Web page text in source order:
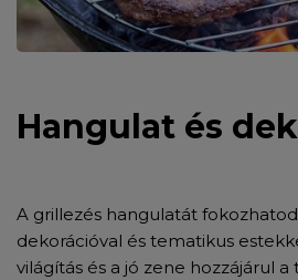
Hangulat és
A grillezés hangulatát
dekorációval és tematikus
világítás és a jó zene hozzájárul